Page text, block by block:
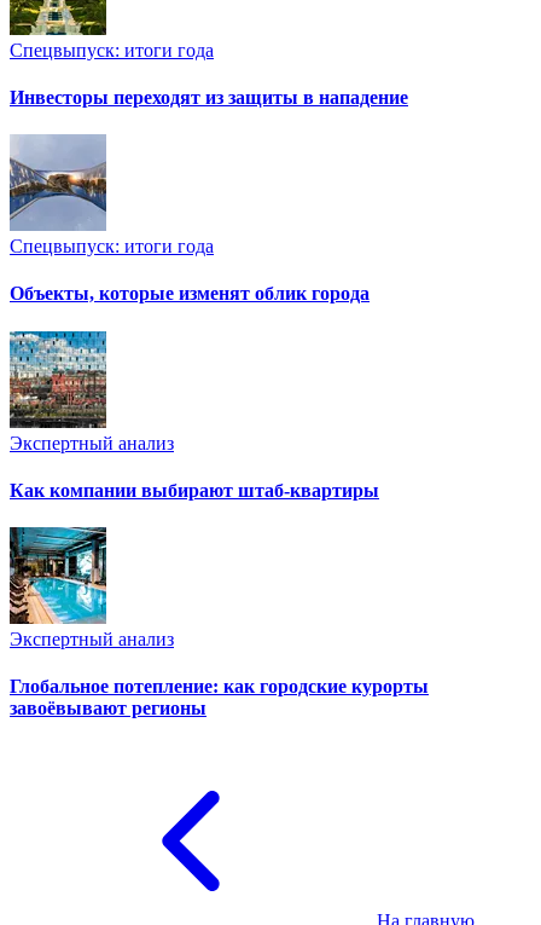
Спецвыпуск: итоги года
Инвесторы переходят из защиты в нападение
Спецвыпуск: итоги года
Объекты, которые изменят облик города
Экспертный анализ
Как компании выбирают штаб-квартиры
Экспертный анализ
Глобальное потепление: как городские курорты
завоёвывают регионы
На главную